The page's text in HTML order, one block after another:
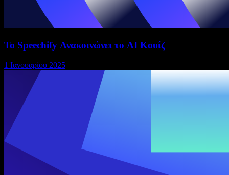
Το Speechify Ανακοινώνει το AI Κουίζ
1 Ιανουαρίου 2025